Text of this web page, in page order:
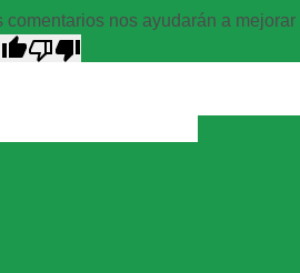
comentarios nos ayudarán a